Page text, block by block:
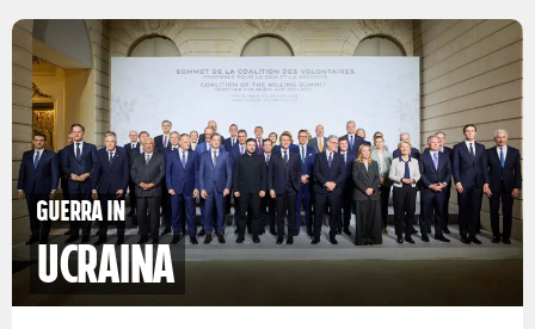
Guerra in
Ucraina